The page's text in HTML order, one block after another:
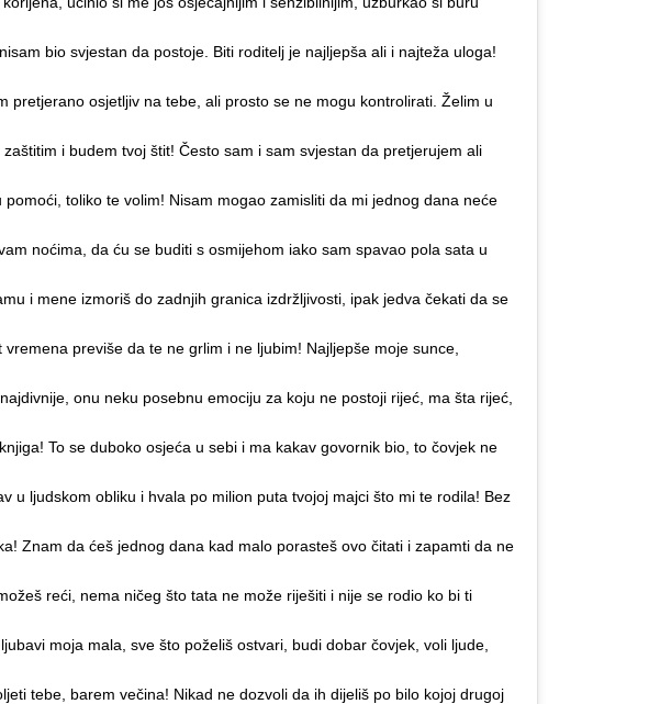
bio svjestan da postoje. Biti roditelj je najljepša ali i najteža uloga!
pretjerano osjetljiv na tebe, ali prosto se ne mogu kontrolirati. Želim u
i budem tvoj štit! Često sam i sam svjestan da pretjerujem ali
pomoći, toliko te volim! Nisam mogao zamisliti da mi jednog dana neće
noćima, da ću se buditi s osmijehom iako sam spavao pola sata u
i mene izmoriš do zadnjih granica izdržljivosti, ipak jedva čekati da se
previše da te ne grlim i ne ljubim! Najljepše moje sunce,
onu neku posebnu emociju za koju ne postoji rijeć, ma šta rijeć,
To se duboko osjeća u sebi i ma kakav govornik bio, to čovjek ne
u ljudskom obliku i hvala po milion puta tvojoj majci što mi te rodila! Bez
Znam da ćeš jednog dana kad malo porasteš ovo čitati i zapamti da ne
reći, nema ničeg što tata ne može riješiti i nije se rodio ko bi ti
moja mala, sve što poželiš ostvari, budi dobar čovjek, voli ljude,
tebe, barem večina! Nikad ne dozvoli da ih dijeliš po bilo kojoj drugoj